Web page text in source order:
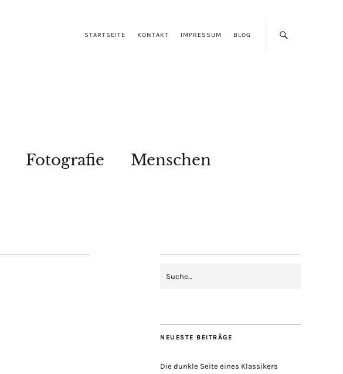
STARTSEITE KONTAKT IMPRESSUM BLOG
Fotografie Menschen
NEUESTE BEITRÄGE
Die dunkle Seite eines Klassikers